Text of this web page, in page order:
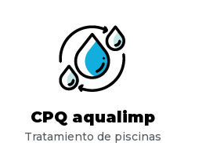
CPQ aqualimp
Tratamiento de piscinas